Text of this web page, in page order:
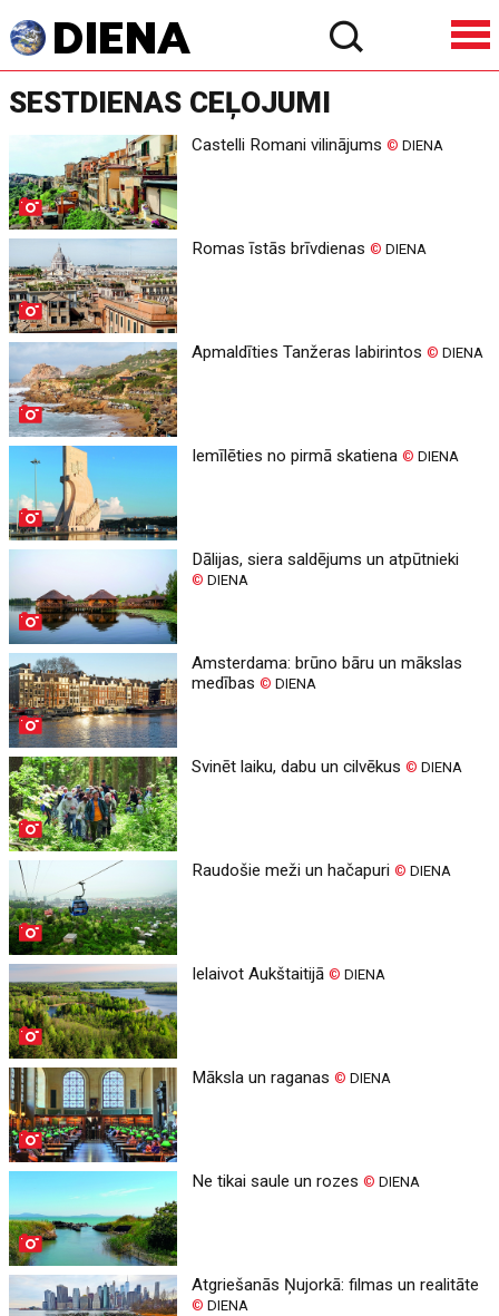
SESTDIENAS CEĻOJUMI
Castelli Romani vilinājums© DIENA
Romas īstās brīvdienas© DIENA
Apmaldīties Tanžeras labirintos© DIENA
Iemīlēties no pirmā skatiena© DIENA
Dālijas, siera saldējums un atpūtnieki
© DIENA
Amsterdama: brūno bāru un mākslas
medības© DIENA
Svinēt laiku, dabu un cilvēkus© DIENA
Raudošie meži un hačapuri© DIENA
Ielaivot Aukštaitijā© DIENA
Māksla un raganas© DIENA
Ne tikai saule un rozes© DIENA
Atgriešanās Ņujorkā: filmas un realitāte
© DIENA